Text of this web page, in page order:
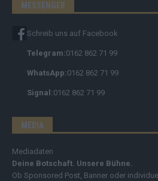
MESSENGER
Schreib uns auf Facebook
Telegram:0162 862 71 99
WhatsApp:0162 862 71 99
Signal:0162 862 71 99
MEDIA
Mediadaten
Deine Botschaft. Unsere Bühne.
Ob Sponsored Post, Banner oder